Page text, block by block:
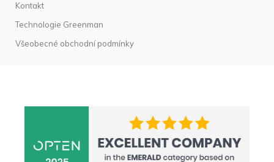
Kontakt
Technologie Greenman
Všeobecné obchodní podmínky